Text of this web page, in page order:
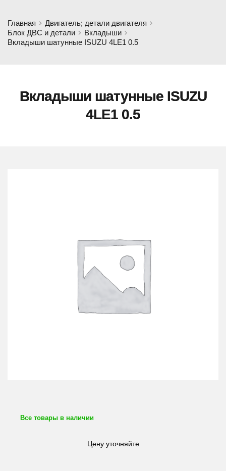
Главная
Двигатель; детали двигателя
Блок ДВС и детали
Вкладыши
Вкладыши шатунные ISUZU 4LE1 0.5
Вкладыши шатунные ISUZU
4LE1 0.5
Все товары в наличии
Цену уточняйте